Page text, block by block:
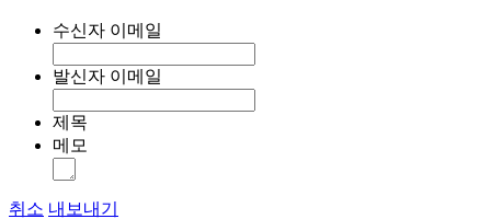
수신자 이메일
발신자 이메일
제목
메모
취소 내보내기